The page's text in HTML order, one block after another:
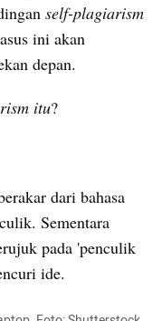
self-plagiarism
ini akan
depan.
itu?
dari bahasa
Sementara
pada 'penculik
ide.